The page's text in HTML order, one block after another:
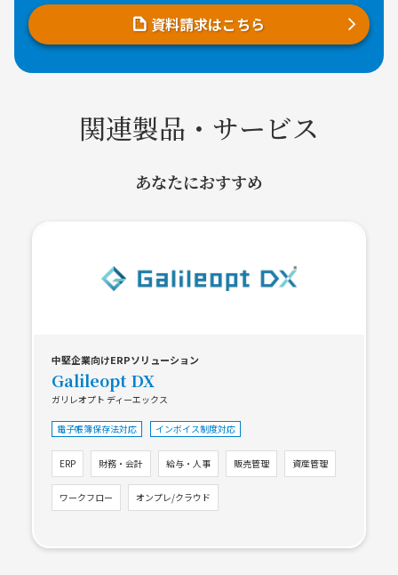
資料請求はこちら
関連製品・サービス
あなたにおすすめ
中堅企業向けERPソリューション
Galileopt DX
ガリレオプト ディーエックス
電子帳簿保存法対応 インボイス制度対応
ERP 財務・会計 給与・人事 販売管理 資産管理
ワークフロー オンプレ/クラウド